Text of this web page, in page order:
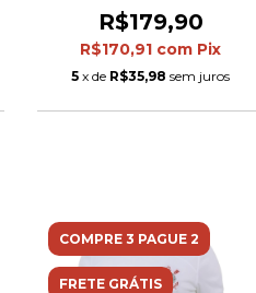
R$179,90
R$170,91 com Pix
5 x de R$35,98 sem juros
COMPRE 3 PAGUE 2
FRETE GRÁTIS